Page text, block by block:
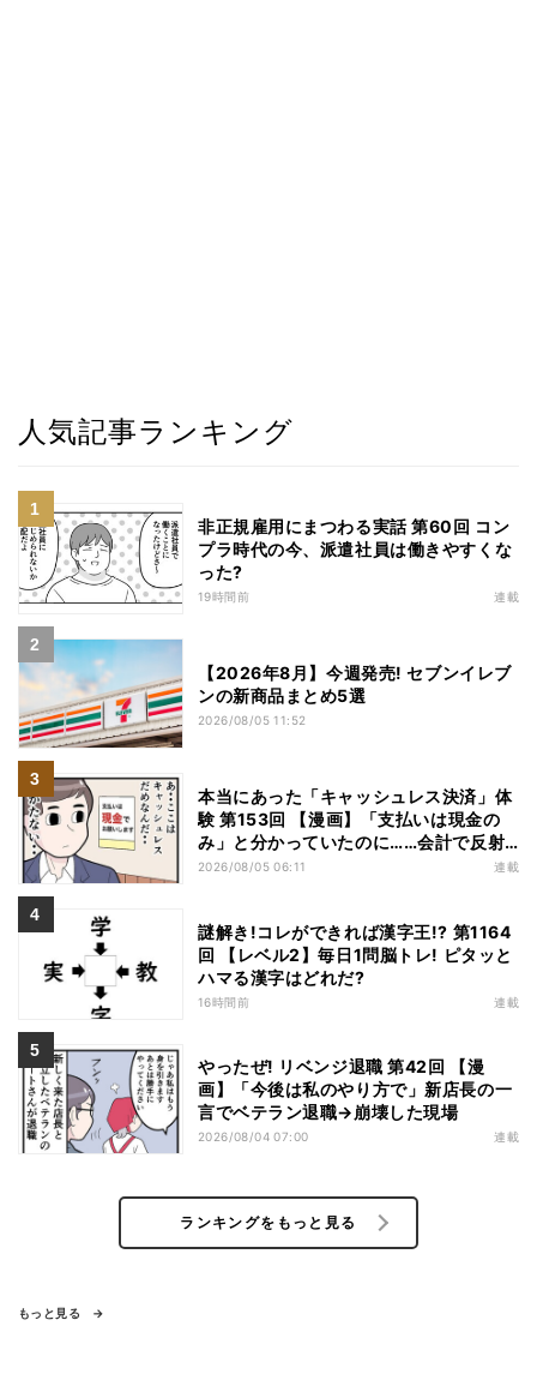
人気記事ランキング
非正規雇用にまつわる実話 第60回 コン
プラ時代の今、派遣社員は働きやすくな
った?
19時間前 連載
【2026年8月】今週発売! セブンイレブ
ンの新商品まとめ5選
2026/08/05 11:52
本当にあった「キャッシュレス決済」体
験 第153回 【漫画】「支払いは現金の
み」と分かっていたのに……会計で反射
的に出してしまったものは
2026/08/05 06:11 連載
謎解き!コレができれば漢字王!? 第1164
回 【レベル2】毎日1問脳トレ! ピタッと
ハマる漢字はどれだ?
16時間前 連載
やったぜ! リベンジ退職 第42回 【漫
画】「今後は私のやり方で」新店長の一
言でベテラン退職→崩壊した現場
2026/08/04 07:00 連載
ランキングをもっと見る
もっと見る